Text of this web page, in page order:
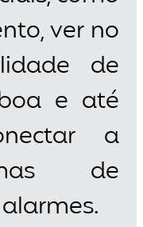
ver no
de
e até
a
de